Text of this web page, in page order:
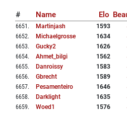
# Name Elo
6651 . Martinjash 1593
6652. Michaelgrosse 1634
6653. Gucky2 1626
6654. Ahmet_bilgi 1562
6655. Danroissy 1583
6656. Gbrecht 1589
6657. Pesamenteiro 1646
6658. Darklight 1635
6659. Woed1 1576